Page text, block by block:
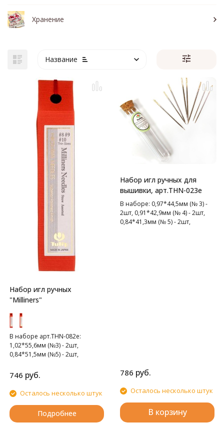
Хранение
Название
Набор игл ручных
"Milliners"
В наборе арт.THN-082e:
1,02*55,6мм (№3) - 2шт,
0,84*51,5мм (№5) - 2шт,
В наборе арт.THN-083e:
0,61*45мм (№8) - 2шт,
0,56*42,4мм (№9) - 2шт,
0,46*40,5мм (№10) - 2шт
746 руб.
Осталось несколько штук
Подробнее
Набор игл ручных для
вышивки, арт.THN-023e
В наборе: 0,97*44,5мм (№ 3) -
2шт, 0,91*42,9мм (№ 4) - 2шт,
0,84*41,3мм (№ 5) - 2шт,
786 руб.
Осталось несколько штук
В корзину